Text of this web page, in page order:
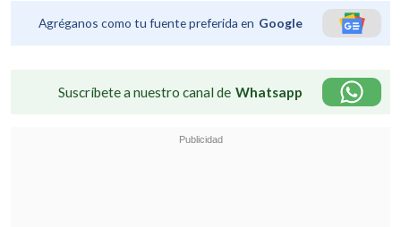
Agréganos como tu fuente preferida en Google
Suscríbete a nuestro canal de Whatsapp